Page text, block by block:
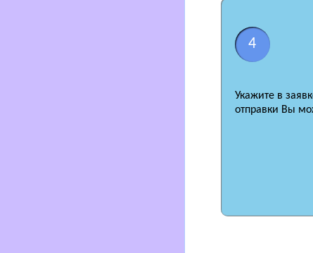
4
Укажите в
отправки Вы